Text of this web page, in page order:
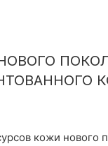
кожи нового